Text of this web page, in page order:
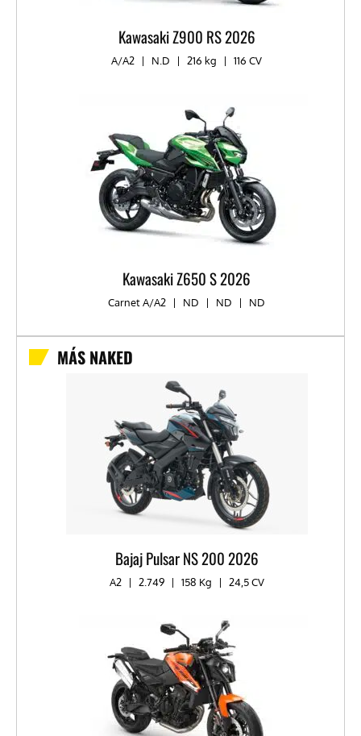
Kawasaki Z900 RS 2026
A/A2 | N.D | 216 kg | 116 CV
Kawasaki Z650 S 2026
Carnet A/A2 | ND | ND | ND
MÁS NAKED
Bajaj Pulsar NS 200 2026
A2 | 2.749 | 158 Kg | 24,5 CV